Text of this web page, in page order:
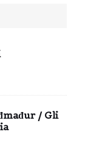
/ Gli